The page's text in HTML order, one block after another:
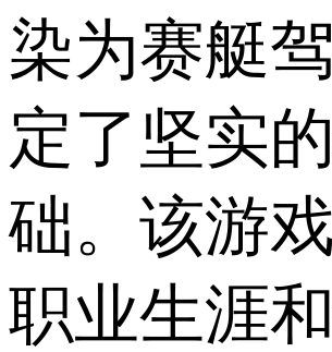
染为赛艇
定了坚实
础。该游
职业生涯